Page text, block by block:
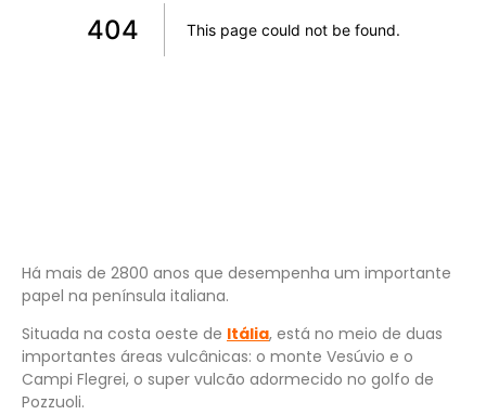
Há mais de 2800 anos que desempenha um importante
papel na península italiana.
Situada na costa oeste de Itália, está no meio de duas
importantes áreas vulcânicas: o monte Vesúvio e o
Campi Flegrei, o super vulcão adormecido no golfo de
Pozzuoli.